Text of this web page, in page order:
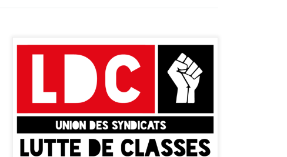
Texte adopté par le Congrès fondateur réuni à
Ornacieux-Balbins le 29 mars 2024 Le
syndicat, outil essentiel de défense des
travailleurs et travailleuses et de
renversement du capitalisme Bien avant que
la loi, en 1884 n’autorise les travailleurs et
travailleuses à s’unir et à s’organiser pour
défendre leurs intérêts, les […]